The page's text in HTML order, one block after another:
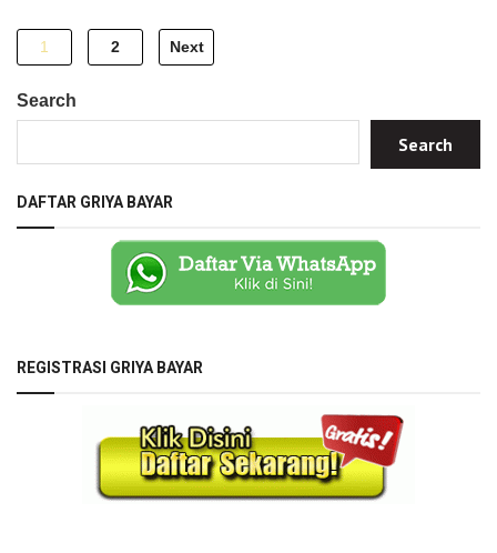
Posts
pagination
1 2 Next
Search
Search
DAFTAR GRIYA BAYAR
REGISTRASI GRIYA BAYAR